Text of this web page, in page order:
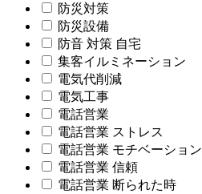
防災対策
防災設備
防音 対策 自宅
集客イルミネーション
電気代削減
電気工事
電話営業
電話営業 ストレス
電話営業 モチベーション
電話営業 信頼
電話営業 断られた時